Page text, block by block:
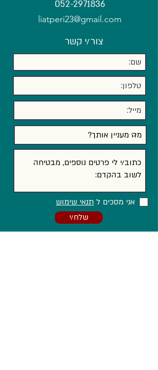
052-2971836
liatperi23@gmail.com
צור/י קשר
אני מסכים ל תנאי שימוש
שלח/י